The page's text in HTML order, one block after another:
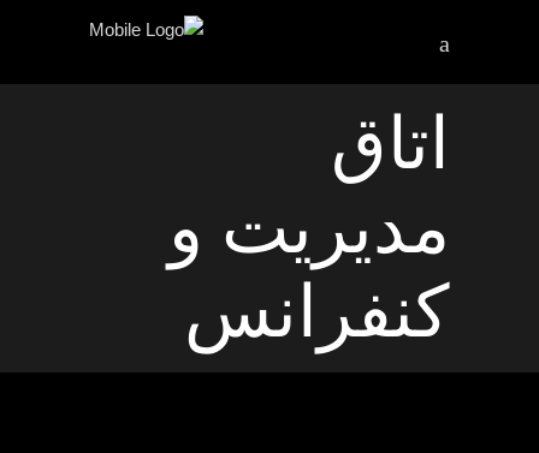
اتاق
مدیریت و
کنفرانس